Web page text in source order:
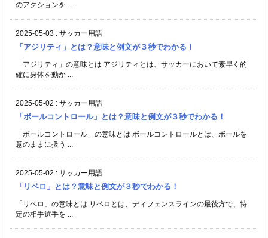
のアクションを ...
2025-05-03 : サッカー用語
「アジリティ」とは？意味と例文が３秒でわかる！
「アジリティ」の意味とは アジリティとは、サッカーにおいて素早く的
確に身体を動か ...
2025-05-02 : サッカー用語
「ボールコントロール」とは？意味と例文が３秒でわかる！
「ボールコントロール」の意味とは ボールコントロールとは、ボールを
意のままに扱う ...
2025-05-02 : サッカー用語
「リベロ」とは？意味と例文が３秒でわかる！
「リベロ」の意味とは リベロとは、ディフェンスラインの最後方で、特
定の相手選手を ...